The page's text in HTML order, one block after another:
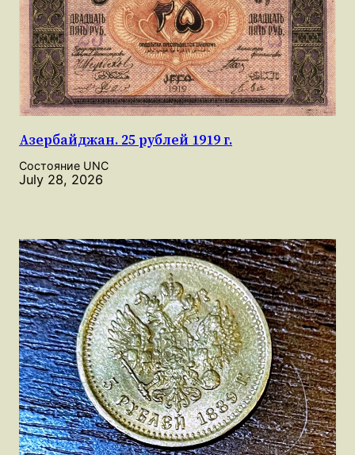
Азербайджан. 25 рублей 1919 г.
Состояние UNC
July 28, 2026